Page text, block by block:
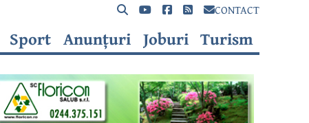
CONTACT
Sport Anunțuri Joburi Turism